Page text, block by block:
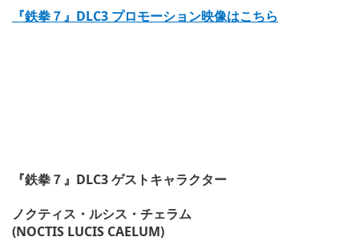
『鉄拳７』DLC3 プロモーション映像はこちら
『鉄拳７』DLC3 ゲストキャラクター
ノクティス・ルシス・チェラム
(NOCTIS LUCIS CAELUM)